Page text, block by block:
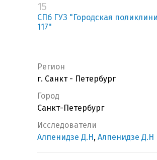
15
СПб ГУЗ "Городская
117"
Регион
г. Санкт - Петербург
Город
Санкт-Петербург
Исследователи
Алпенидзе Д.Н , Алпенидзе Д.Н